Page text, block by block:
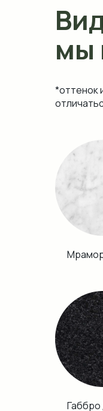
мы
*оттенок
Габбро